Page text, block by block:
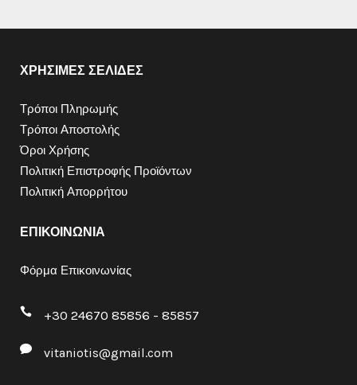
ΧΡΗΣΙΜΕΣ ΣΕΛΙΔΕΣ
Τρόποι Πληρωμής
Τρόποι Αποστολής
Όροι Χρήσης
Πολιτική Επιστροφής Προϊόντων
Πολιτική Απορρήτου
ΕΠΙΚΟΙΝΩΝΙΑ
Φόρμα Επικοινωνίας
+30 24670 85856 - 85857
vitaniotis@gmail.com